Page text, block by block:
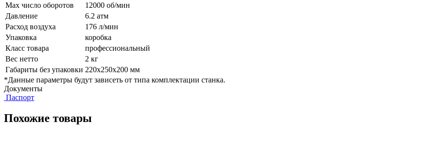
Max число оборотов
12000 об/мин
Давление
6.2 атм
Расход воздуха
176 л/мин
Упаковка
коробка
Класс товара
профессиональный
Вес нетто
2 кг
Габариты без упаковки 220х250х200 мм
*Данные параметры будут зависеть от типа комплектации станка.
Документы
Паспорт
Похожие товары